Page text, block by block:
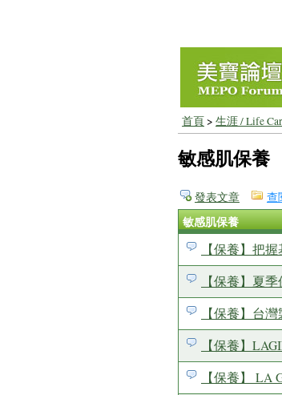
首頁> 生涯 / Life
敏感肌保養
發表文章 查
敏感肌保養
【保養】把
【保養】夏
【保養】台
【保養】
【保養】 LA